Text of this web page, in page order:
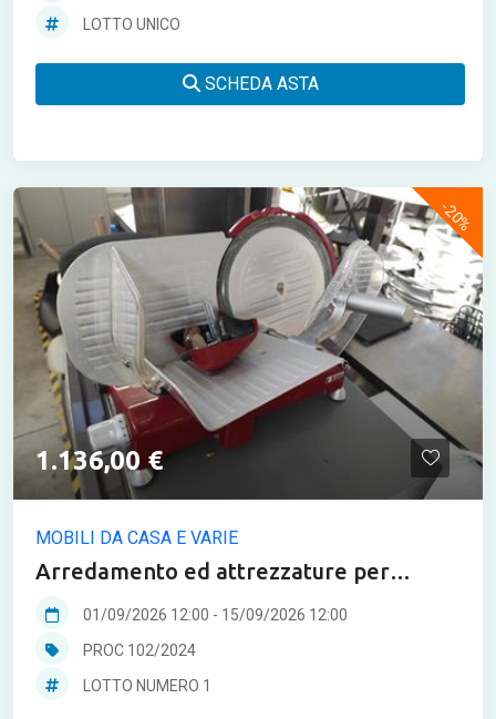
LOTTO UNICO
SCHEDA ASTA
-20%
1.136,00 €
MOBILI DA CASA E VARIE
Arredamento ed attrezzature per
settore bar/ristorazione (da lotto 1 a 11,
21)
01/09/2026 12:00 - 15/09/2026 12:00
PROC 102/2024
LOTTO NUMERO 1